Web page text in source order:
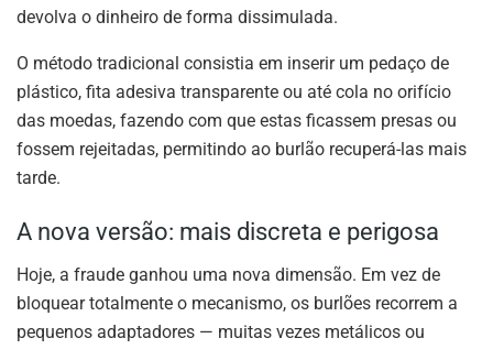
devolva o dinheiro de forma dissimulada.
O método tradicional consistia em inserir um pedaço de
plástico, fita adesiva transparente ou até cola no orifício
das moedas, fazendo com que estas ficassem presas ou
fossem rejeitadas, permitindo ao burlão recuperá-las mais
tarde.
A nova versão: mais discreta e perigosa
Hoje, a fraude ganhou uma nova dimensão. Em vez de
bloquear totalmente o mecanismo, os burlões recorrem a
pequenos adaptadores — muitas vezes metálicos ou